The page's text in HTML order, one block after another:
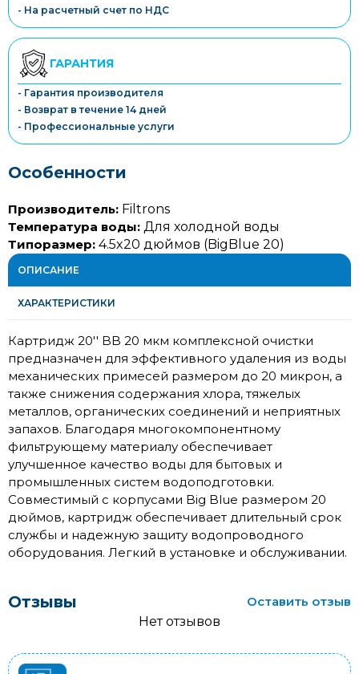
- На расчетный счет по НДС
ГАРАНТИЯ
- Гарантия производителя
- Возврат в течение 14 дней
- Профессиональные услуги
Особенности
Производитель: Filtrons
Температура воды: Для холодной воды
Типоразмер: 4.5x20 дюймов (BigBlue 20)
ОПИСАНИЕ
ХАРАКТЕРИСТИКИ
Картридж 20'' BB 20 мкм комплексной очистки
предназначен для эффективного удаления из воды
механических примесей размером до 20 микрон, а
также снижения содержания хлора, тяжелых
металлов, органических соединений и неприятных
запахов. Благодаря многокомпонентному
фильтрующему материалу обеспечивает
улучшенное качество воды для бытовых и
промышленных систем водоподготовки.
Совместимый с корпусами Big Blue размером 20
дюймов, картридж обеспечивает длительный срок
службы и надежную защиту водопроводного
оборудования. Легкий в установке и обслуживании.
Отзывы
Оставить отзыв
Нет отзывов